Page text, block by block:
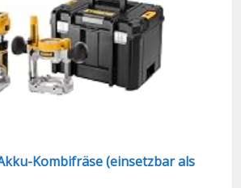
Kombifräse (einsetzbar als